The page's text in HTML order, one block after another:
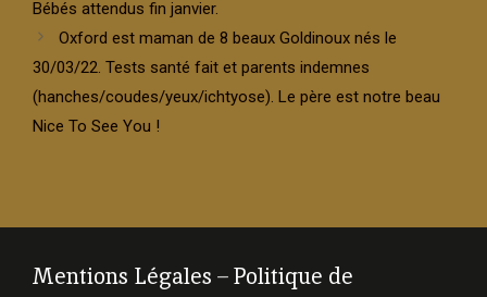
Bébés attendus fin janvier.
Oxford est maman de 8 beaux Goldinoux nés le
30/03/22. Tests santé fait et parents indemnes
(hanches/coudes/yeux/ichtyose). Le père est notre beau
Nice To See You !
Mentions Légales –Politique de